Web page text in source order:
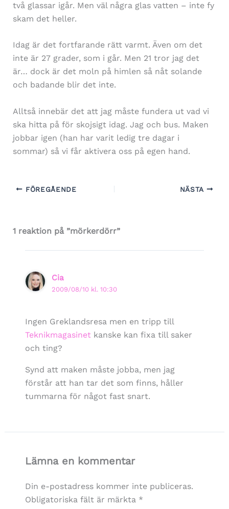
två glassar igår. Men väl några glas vatten – inte fy
skam det heller.
Idag är det fortfarande rätt varmt. Även om det
inte är 27 grader, som i går. Men 21 tror jag det
är… dock är det moln på himlen så nåt solande
och badande blir det inte.
Alltså innebär det att jag måste fundera ut vad vi
ska hitta på för skojsigt idag. Jag och bus. Maken
jobbar igen (han har varit ledig tre dagar i
sommar) så vi får aktivera oss på egen hand.
FÖREGÅENDE NÄSTA
1 reaktion på ”mörkerdörr”
Cia
2009/08/10 kl. 10:30
Ingen Greklandsresa men en tripp till
Teknikmagasinetkanske kan fixa till saker
och ting?
Synd att maken måste jobba, men jag
förstår att han tar det som finns, håller
tummarna för något fast snart.
Lämna en kommentar
Din e-postadress kommer inte publiceras.
Obligatoriska fält är märkta *